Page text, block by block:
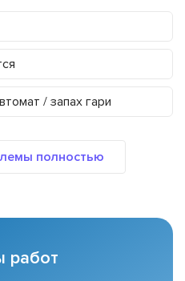
/ запах гари
работ